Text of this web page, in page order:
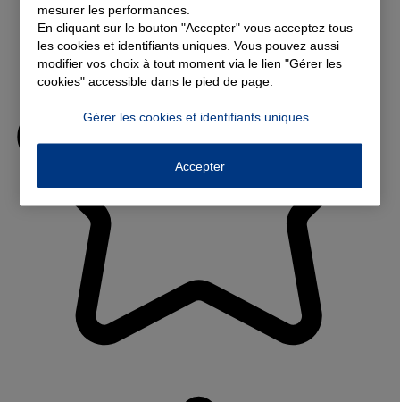
mesurer les performances.
En cliquant sur le bouton "Accepter" vous acceptez tous
les cookies et identifiants uniques. Vous pouvez aussi
modifier vos choix à tout moment via le lien "Gérer les
cookies" accessible dans le pied de page.
Gérer les cookies et identifiants uniques
Accepter